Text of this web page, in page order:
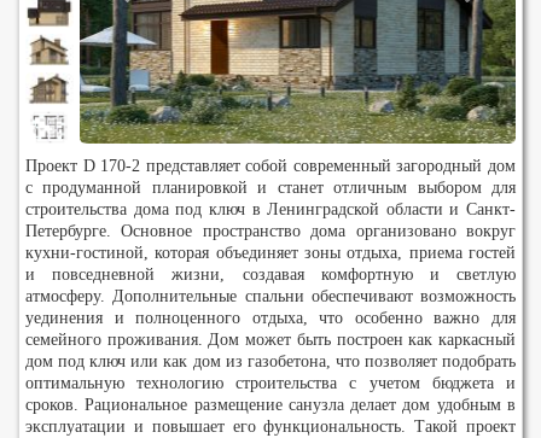
Проект D 170-2 представляет собой современный загородный дом
с продуманной планировкой и станет отличным выбором для
строительства дома под ключ в Ленинградской области и Санкт-
Петербурге. Основное пространство дома организовано вокруг
кухни-гостиной, которая объединяет зоны отдыха, приема гостей
и повседневной жизни, создавая комфортную и светлую
атмосферу. Дополнительные спальни обеспечивают возможность
уединения и полноценного отдыха, что особенно важно для
семейного проживания. Дом может быть построен как каркасный
дом под ключ или как дом из газобетона, что позволяет подобрать
оптимальную технологию строительства с учетом бюджета и
сроков. Рациональное размещение санузла делает дом удобным в
эксплуатации и повышает его функциональность. Такой проект